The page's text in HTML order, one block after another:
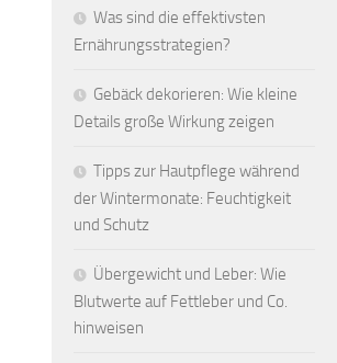
Was sind die effektivsten
Ernährungsstrategien?
Gebäck dekorieren: Wie kleine
Details große Wirkung zeigen
Tipps zur Hautpflege während
der Wintermonate: Feuchtigkeit
und Schutz
Übergewicht und Leber: Wie
Blutwerte auf Fettleber und Co.
hinweisen